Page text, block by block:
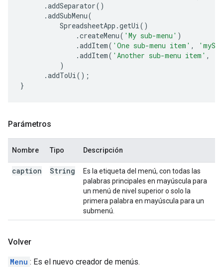
.addSeparator()
.addSubMenu(
SpreadsheetApp .getUi()
.createMenu( 'My sub-menu' )
.addItem( 'One sub-menu item' ,
.addItem( 'Another sub-menu item' ,
)
.addToUi();
}
Parámetros
Nombre Tipo Descripción
caption String
Es la etiqueta del menú, con todas las
palabras principales en mayúscula para
un menú de nivel superior o solo la
primera palabra en mayúscula para un
submenú.
Volver
Menu : Es el nuevo creador de menús.